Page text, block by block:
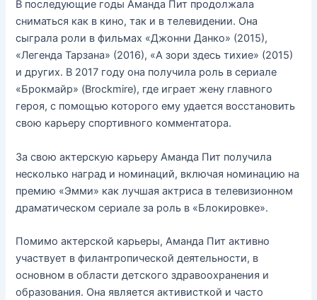
В последующие годы Аманда Пит продолжала
сниматься как в кино, так и в телевидении. Она
сыграла роли в фильмах «Джонни Данко» (2015),
«Легенда Тарзана» (2016), «А зори здесь тихие» (2015)
и других. В 2017 году она получила роль в сериале
«Брокмайр» (Brockmire), где играет жену главного
героя, с помощью которого ему удается восстановить
свою карьеру спортивного комментатора.
За свою актерскую карьеру Аманда Пит получила
несколько наград и номинаций, включая номинацию на
премию «Эмми» как лучшая актриса в телевизионном
драматическом сериале за роль в «Блокировке».
Помимо актерской карьеры, Аманда Пит активно
участвует в филантропической деятельности, в
основном в области детского здравоохранения и
образования. Она является активисткой и часто